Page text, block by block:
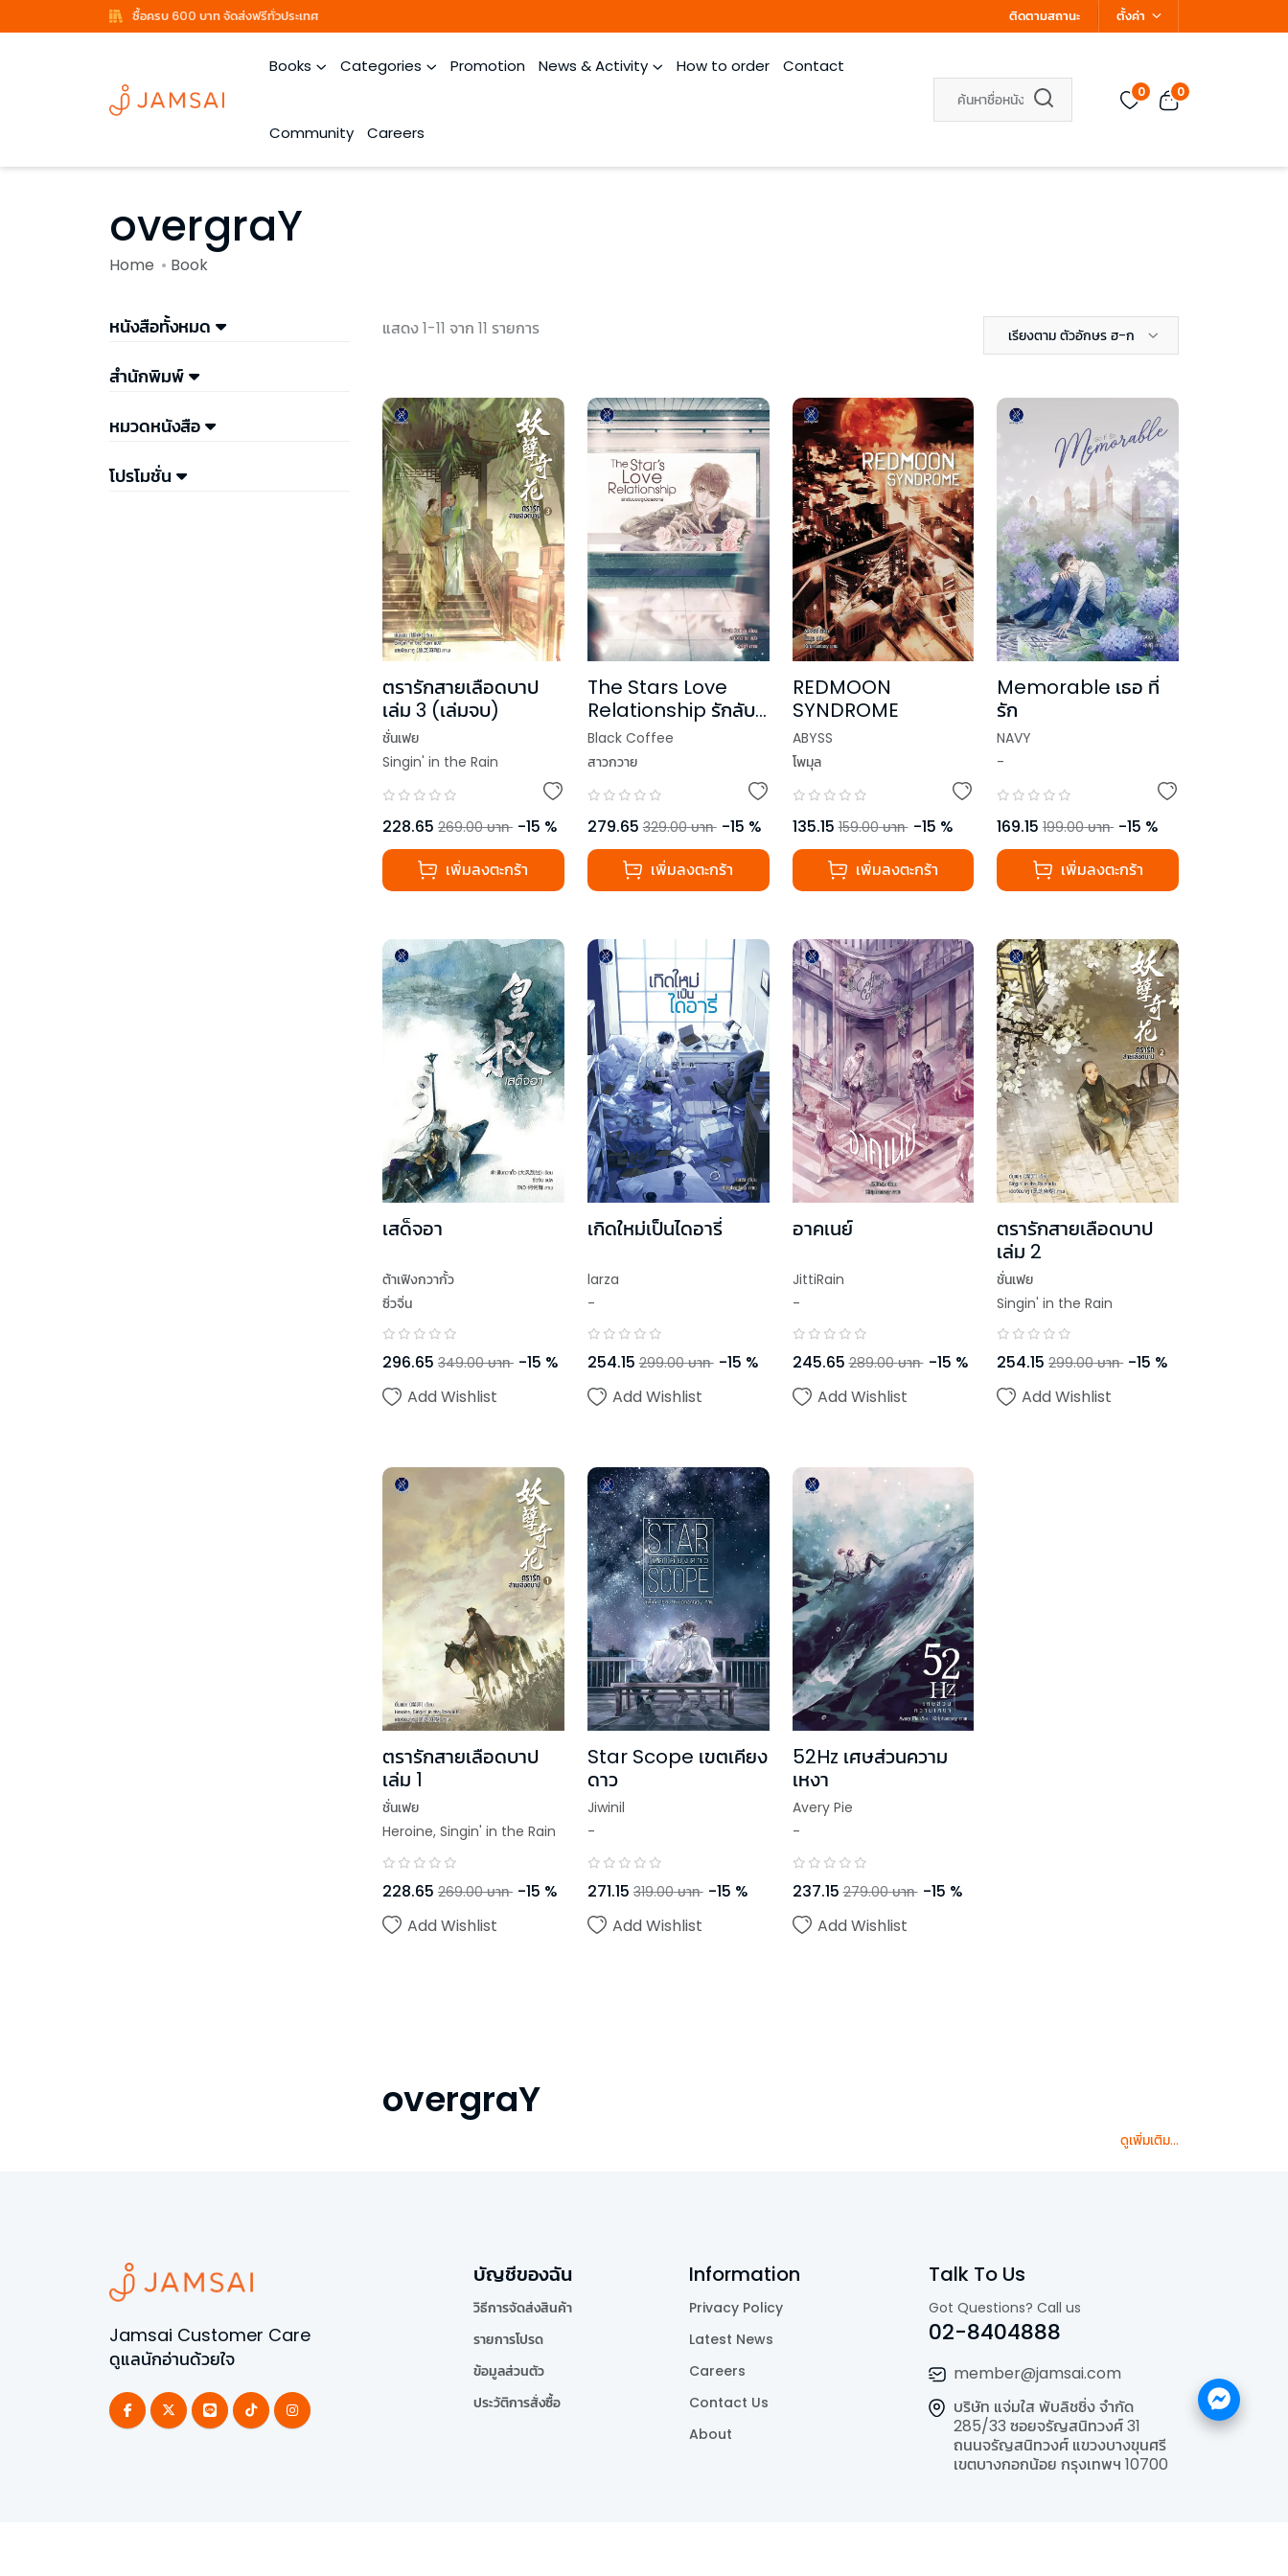
ซื้อครบ 600 บาท จัดส่งฟรีทั่วประเทศ ติดตามสถานะ ตั้งค่า
Books Categories Promotion News & Activity How to order Contact
Community Careers
0 0
overgraY
Home Book
หนังสือทั้งหมด
สำนักพิมพ์
หมวดหนังสือ
โปรโมชั่น
แสดง 1-11 จาก 11 รายการ เรียงตาม ตัวอักษร ฮ-ก
ตรารักสายเลือดบาป
เล่ม 3 (เล่มจบ)
ชั่นเฟย
Singin' in the Rain
228.65 269.00 บาท -15 %
เพิ่มลงตะกร้า
The Stars Love
Relationship รักลับ
ของซูเปอร์สตาร์
Black Coffee
สาวกวาย
279.65 329.00 บาท -15 %
เพิ่มลงตะกร้า
REDMOON
SYNDROME
ABYSS
โพมุล
135.15 159.00 บาท -15 %
เพิ่มลงตะกร้า
Memorable เธอ ที่
รัก
NAVY
-
169.15 199.00 บาท -15 %
เพิ่มลงตะกร้า
เสด็จอา
ต้าเฟิงกวากั้ว
ซิ่วจิ่น
296.65 349.00 บาท -15 %
Add Wishlist
เกิดใหม่เป็นไดอารี่
larza
-
254.15 299.00 บาท -15 %
Add Wishlist
อาคเนย์
JittiRain
-
245.65 289.00 บาท -15 %
Add Wishlist
ตรารักสายเลือดบาป
เล่ม 2
ชั่นเฟย
Singin' in the Rain
254.15 299.00 บาท -15 %
Add Wishlist
ตรารักสายเลือดบาป
เล่ม 1
ชั่นเฟย
Heroine, Singin' in the Rain
228.65 269.00 บาท -15 %
Add Wishlist
Star Scope เขตเคียง
ดาว
Jiwinil
-
271.15 319.00 บาท -15 %
Add Wishlist
52Hz เศษส่วนความ
เหงา
Avery Pie
-
237.15 279.00 บาท -15 %
Add Wishlist
overgraY
ดูเพิ่มเติม...
Jamsai Customer Care
ดูแลนักอ่านด้วยใจ
บัญชีของฉัน
วิธีการจัดส่งสินค้า
รายการโปรด
ข้อมูลส่วนตัว
ประวัติการสั่งซื้อ
Information
Privacy Policy
Latest News
Careers
Contact Us
About
Talk To Us
Got Questions? Call us
02-8404888
member@jamsai.com
บริษัท แจ่มใส พับลิชชิ่ง จำกัด
285/33 ซอยจรัญสนิทวงศ์ 31
ถนนจรัญสนิทวงศ์ แขวงบางขุนศรี
เขตบางกอกน้อย กรุงเทพฯ 10700